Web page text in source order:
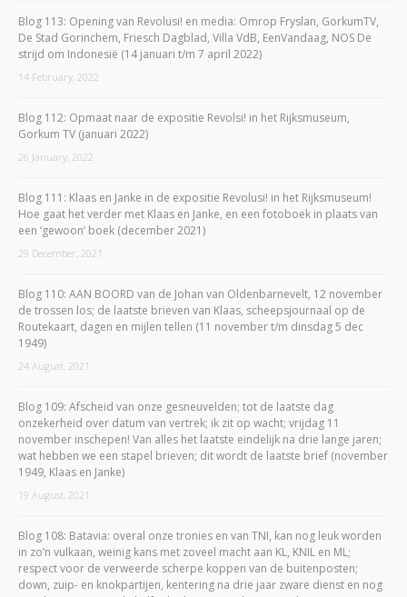
Blog 113: Opening van Revolusi! en media: Omrop Fryslan, GorkumTV,
De Stad Gorinchem, Friesch Dagblad, Villa VdB, EenVandaag, NOS De
strijd om Indonesië (14 januari t/m 7 april 2022)
14 February, 2022
Blog 112: Opmaat naar de expositie Revolsi! in het Rijksmuseum,
Gorkum TV (januari 2022)
26 January, 2022
Blog 111: Klaas en Janke in de expositie Revolusi! in het Rijksmuseum!
Hoe gaat het verder met Klaas en Janke, en een fotoboek in plaats van
een ‘gewoon’ boek (december 2021)
29 December, 2021
Blog 110: AAN BOORD van de Johan van Oldenbarnevelt, 12 november
de trossen los; de laatste brieven van Klaas, scheepsjournaal op de
Routekaart, dagen en mijlen tellen (11 november t/m dinsdag 5 dec
1949)
24 August, 2021
Blog 109: Afscheid van onze gesneuvelden; tot de laatste dag
onzekerheid over datum van vertrek; ik zit op wacht; vrijdag 11
november inschepen! Van alles het laatste eindelijk na drie lange jaren;
wat hebben we een stapel brieven; dit wordt de laatste brief (november
1949, Klaas en Janke)
19 August, 2021
Blog 108: Batavia: overal onze tronies en van TNI, kan nog leuk worden
in zo’n vulkaan, weinig kans met zoveel macht aan KL, KNIL en ML;
respect voor de verweerde scherpe koppen van de buitenposten;
down, zuip- en knokpartijen, kentering na drie jaar zware dienst en nog